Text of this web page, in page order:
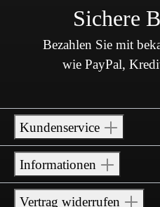
Sichere
Bezahlen Sie mit
wie PayPal,
Kundenservice
Informationen
Vertrag widerrufen